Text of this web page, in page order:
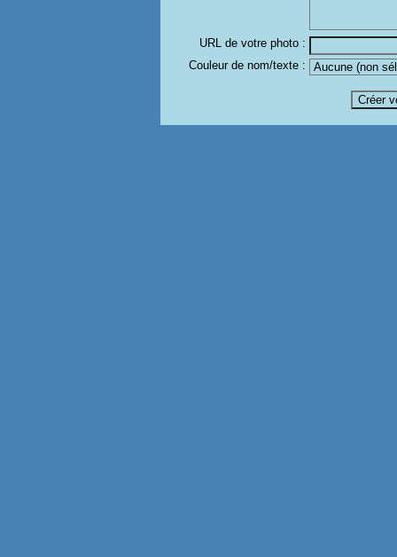
URL de votre photo :
Couleur de nom/texte :